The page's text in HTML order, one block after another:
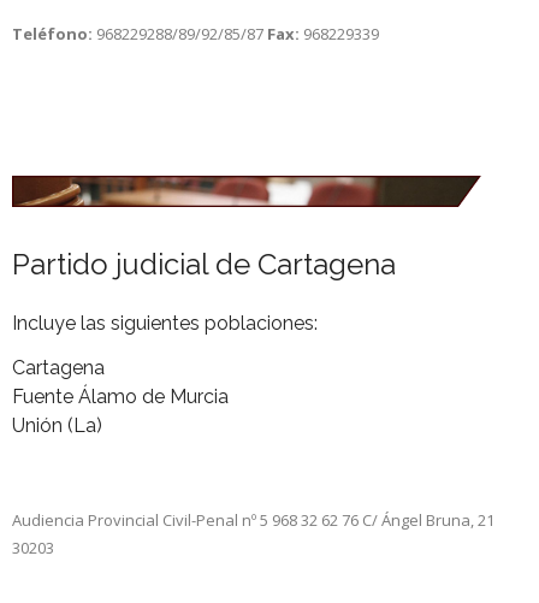
Teléfono: 968229288/89/92/85/87 Fax: 968229339
Partido judicial de Cartagena
Incluye las siguientes poblaciones:
Cartagena
Fuente Álamo de Murcia
Unión (La)
Audiencia Provincial Civil-Penal nº 5 968 32 62 76 C/ Ángel Bruna, 21
30203